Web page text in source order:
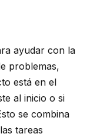
ayudar con la
problemas,
está en el
al inicio o si
se combina
tareas